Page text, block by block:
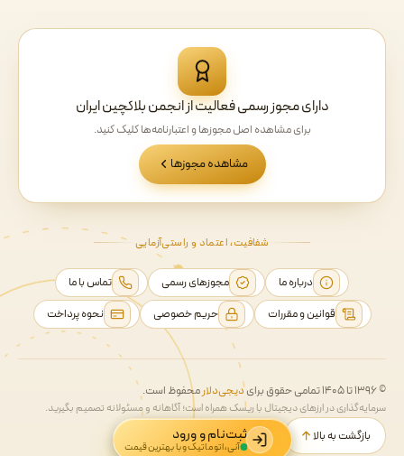
دارای مجوز رسمی فعالیت از انجمن بلاکچین ایران
برای مشاهده اصل مجوزها و اعتبارنامه‌ها کلیک کنید.
مشاهده مجوزها
شفافیت، اعتماد و راستی‌آزمایی
درباره ما مجوزهای رسمی
تماس با ما
قوانین و مقررات
حریم خصوصی نحوه پرداخت
© ۱۳۹۶ تا ۱۴۰۵ تمامی حقوق برای دیجی‌دلارمحفوظ است.
سرمایه‌گذاری در ارزهای دیجیتال با ریسک همراه است؛ آگاهانه و مسئولانه تصمیم بگیرید.
بازگشت به بالا ثبت‌نام و ورود
آنی، اتوماتیک و با بهترین قیمت